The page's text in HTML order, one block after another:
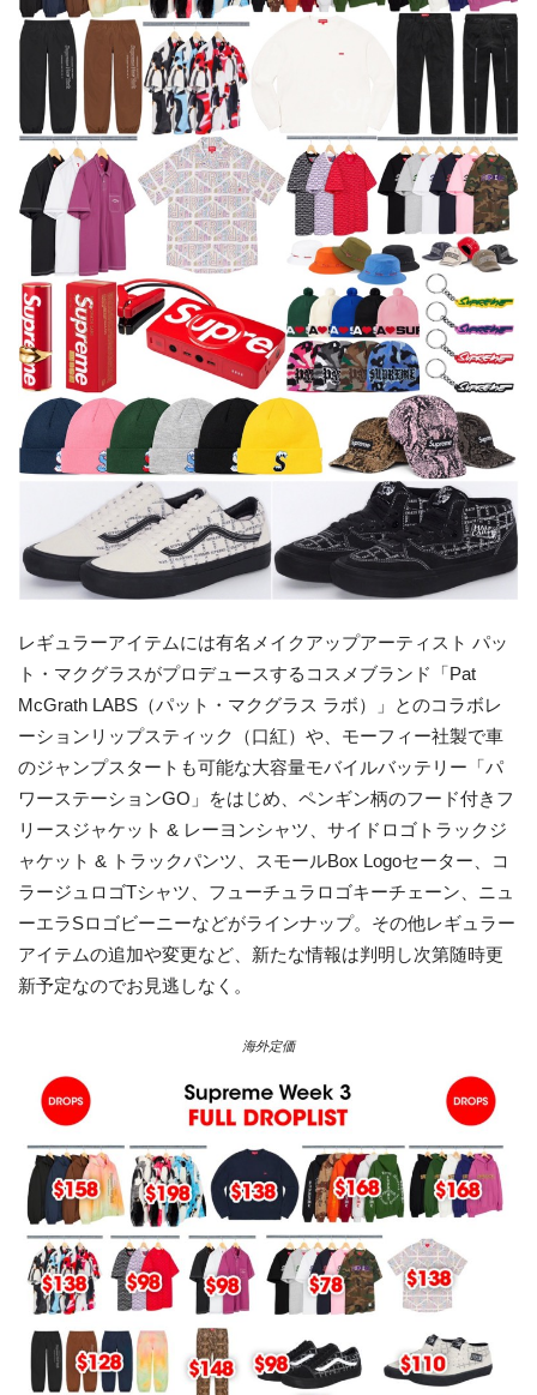
レギュラーアイテムには有名メイクアップアーティスト パッ
ト・マクグラスがプロデュースするコスメブランド「Pat
McGrath LABS（パット・マクグラス ラボ）」とのコラボレ
ーションリップスティック（口紅）や、モーフィー社製で車
のジャンプスタートも可能な大容量モバイルバッテリー「パ
ワーステーションGO」をはじめ、ペンギン柄のフード付きフ
リースジャケット & レーヨンシャツ、サイドロゴトラックジ
ャケット & トラックパンツ、スモールBox Logoセーター、コ
ラージュロゴTシャツ、フューチュラロゴキーチェーン、ニュ
ーエラSロゴビーニーなどがラインナップ。その他レギュラー
アイテムの追加や変更など、新たな情報は判明し次第随時更
新予定なのでお見逃しなく。
海外定価